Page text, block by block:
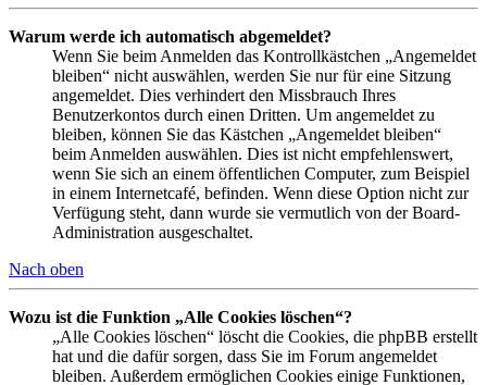
Warum werde ich automatisch abgemeldet?
Wenn Sie beim Anmelden das Kontrollkästchen „Angemeldet
bleiben“ nicht auswählen, werden Sie nur für eine Sitzung
angemeldet. Dies verhindert den Missbrauch Ihres
Benutzerkontos durch einen Dritten. Um angemeldet zu
bleiben, können Sie das Kästchen „Angemeldet bleiben“
beim Anmelden auswählen. Dies ist nicht empfehlenswert,
wenn Sie sich an einem öffentlichen Computer, zum Beispiel
in einem Internetcafé, befinden. Wenn diese Option nicht zur
Verfügung steht, dann wurde sie vermutlich von der Board-
Administration ausgeschaltet.
Nach oben
Wozu ist die Funktion „Alle Cookies löschen“?
„Alle Cookies löschen“ löscht die Cookies, die phpBB erstellt
hat und die dafür sorgen, dass Sie im Forum angemeldet
bleiben. Außerdem ermöglichen Cookies einige Funktionen,